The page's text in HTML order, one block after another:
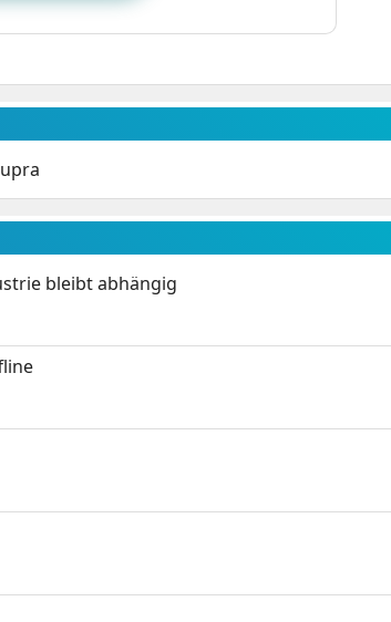
bleibt abhängig